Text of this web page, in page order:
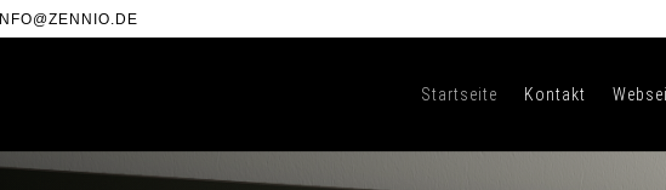
INFO@ZENNIO.DE
Startseite Kontakt